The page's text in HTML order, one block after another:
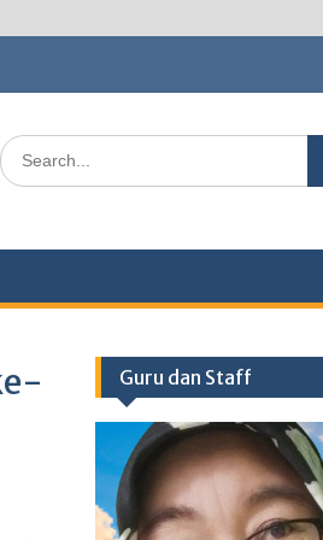
Search
for:
Guru dan Staff